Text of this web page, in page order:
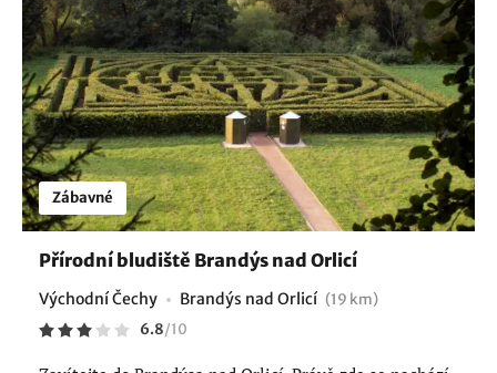
Zábavné
Přírodní bludiště Brandýs nad Orlicí
Východní Čechy Brandýs nad Orlicí (19 km)
6.8/10